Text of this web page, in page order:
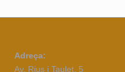
Adreça:
Av. Rius i Taulet, 5